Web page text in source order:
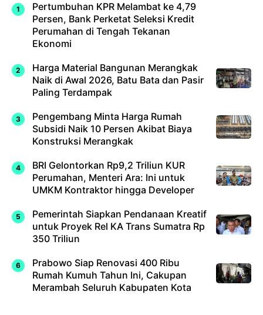
Pertumbuhan KPR Melambat ke 4,79
Persen, Bank Perketat Seleksi Kredit
Perumahan di Tengah Tekanan
Ekonomi
Harga Material Bangunan Merangkak
Naik di Awal 2026, Batu Bata dan Pasir
Paling Terdampak
Pengembang Minta Harga Rumah
Subsidi Naik 10 Persen Akibat Biaya
Konstruksi Merangkak
BRI Gelontorkan Rp9,2 Triliun KUR
Perumahan, Menteri Ara: Ini untuk
UMKM Kontraktor hingga Developer
Pemerintah Siapkan Pendanaan Kreatif
untuk Proyek Rel KA Trans Sumatra Rp
350 Triliun
Prabowo Siap Renovasi 400 Ribu
Rumah Kumuh Tahun Ini, Cakupan
Merambah Seluruh Kabupaten Kota